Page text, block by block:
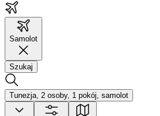
Samolot
Szukaj
Tunezja, 2 osoby, 1 pokój, samolot